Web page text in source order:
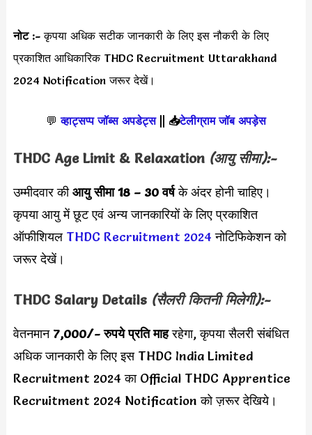
नोट :-कृपया अधिक सटीक जानकारी के लिए इस नौकरी के लिए
प्रकाशित आधिकारिक THDC Recruitment Uttarakhand
2024 Notification जरूर देखें।
💬 व्हाट्सप्प जॉब्स अपडेट्स|| 📥टेलीग्राम जॉब अपड़ेस
THDC Age Limit & Relaxation (आयु सीमा):-
उम्मीदवार कीआयु सीमा 18 – 30 वर्षके अंदर होनी चाहिए।
कृपया आयु में छूट एवं अन्य जानकारियों के लिए प्रकाशित
ऑफीशियल THDC Recruitment 2024 नोटिफिकेशन को
जरूर देखें।
THDC Salary Details (सैलरी कितनी मिलेगी):-
वेतनमान7,000/- रुपये प्रति माहरहेगा, कृपया सैलरी संबंधित
अधिक जानकारी के लिए इस THDC India Limited
Recruitment 2024 का Official THDC Apprentice
Recruitment 2024 Notification को ज़रूर देखिये।